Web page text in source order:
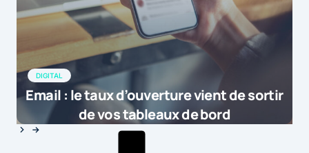
DIGITAL
Email : le taux d’ouverture vient de sortir
de vos tableaux de bord